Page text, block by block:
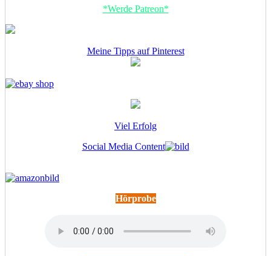
*Werde Patreon*
Meine Tipps auf Pinterest
Viel Erfolg
Social Media Content
Hörprobe